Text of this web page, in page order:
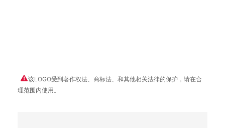
该LOGO受到著作权法、商标法、和其他相关法律的保护，请在合
理范围内使用。